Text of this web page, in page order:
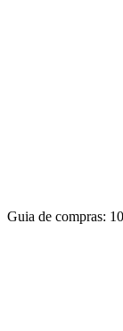
Guia de compras: